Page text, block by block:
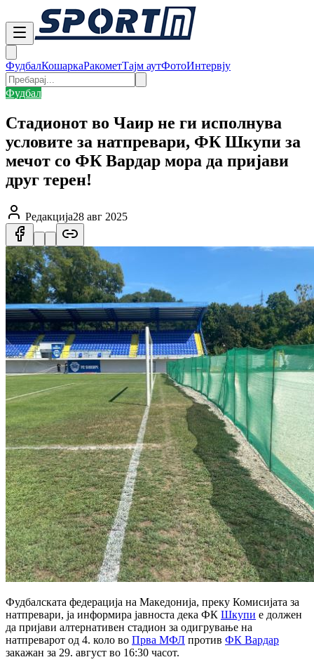
ФудбалКошаркаРакометТајм аутФотоИнтервју
Фудбал
Стадионот во Чаир не ги исполнува
условите за натпревари, ФК Шкупи за
мечот со ФК Вардар мора да пријави
друг терен!
Редакција28 авг 2025
Фудбалската федерација на Македонија, преку Комисијата за
натпревари, ја информира јавноста дека ФК Шкупи е должен
да пријави алтернативен стадион за одигрување на
натпреварот од 4. коло во Прва МФЛ против ФК Вардар
закажан за 29. август во 16:30 часот.